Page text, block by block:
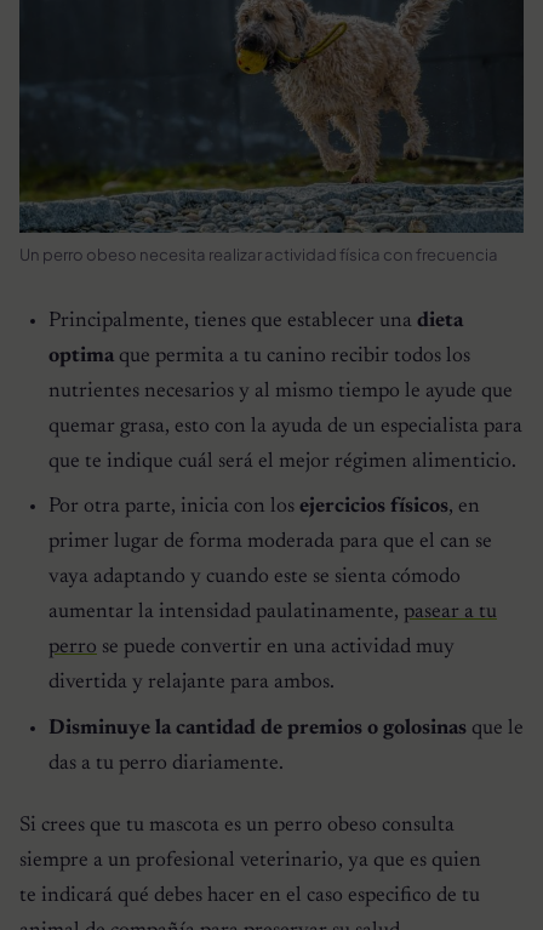
Un perro obeso necesita realizar actividad física con frecuencia
Principalmente, tienes que establecer una dieta
optima que permita a tu canino recibir todos los
nutrientes necesarios y al mismo tiempo le ayude que
quemar grasa, esto con la ayuda de un especialista para
que te indique cuál será el mejor régimen alimenticio.
Por otra parte, inicia con los ejercicios físicos, en
primer lugar de forma moderada para que el can se
vaya adaptando y cuando este se sienta cómodo
aumentar la intensidad paulatinamente, pasear a tu
perro se puede convertir en una actividad muy
divertida y relajante para ambos.
Disminuye la cantidad de premios o golosinas que le
das a tu perro diariamente.
Si crees que tu mascota es un perro obeso consulta
siempre a un profesional veterinario, ya que es quien
te indicará qué debes hacer en el caso especifico de tu